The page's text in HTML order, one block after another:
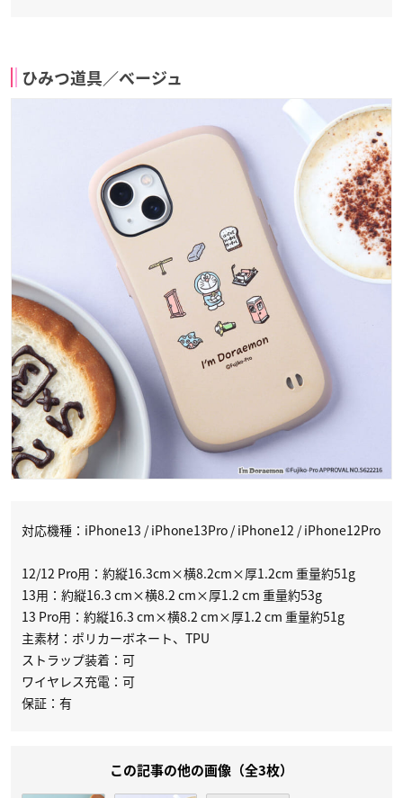
ひみつ道具／ベージュ
対応機種：iPhone13 / iPhone13Pro / iPhone12 / iPhone12Pro
12/12 Pro用：約縦16.3cm×横8.2cm×厚1.2cm 重量約51g
13用：約縦16.3 cm×横8.2 cm×厚1.2 cm 重量約53g
13 Pro用：約縦16.3 cm×横8.2 cm×厚1.2 cm 重量約51g
主素材：ポリカーボネート、TPU
ストラップ装着：可
ワイヤレス充電：可
保証：有
この記事の他の画像（全3枚）